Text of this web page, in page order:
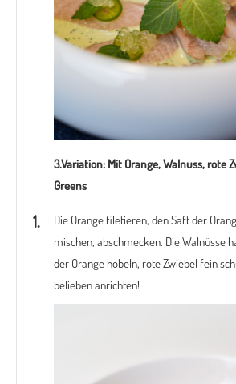
3.Variation: Mit Orange, Walnuss, rote
Greens
Die Orange filetieren, den Saft der
mischen, abschmecken. Die Walnüsse
der Orange hobeln, rote Zwiebel fein
belieben anrichten!